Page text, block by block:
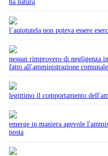
ha natura
l’autotutela non poteva essere
nessun rimprovero di negligenza
fatto all'amministrazione comunale.
legittimo il comportamento
emerge in maniera agevole
posta